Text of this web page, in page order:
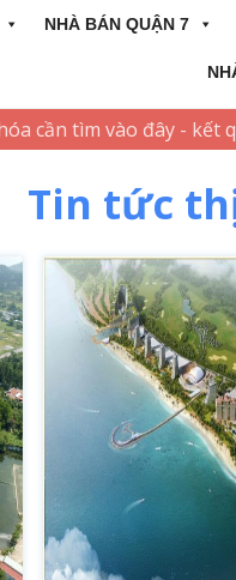
NHÀ BÁN QUẬN 7
Tin tức